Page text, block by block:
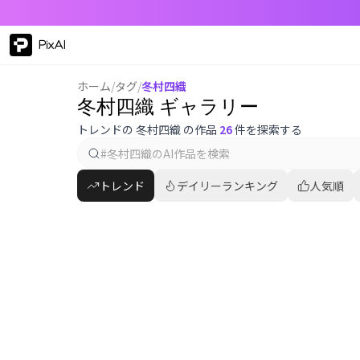
PixAI
ホーム/タグ/冬村四織
冬村四織 ギャラリー
トレンドの 冬村四織 の作品 26件を探索する
トレンド デイリーランキング 人気順